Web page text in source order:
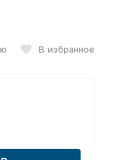
В избранное